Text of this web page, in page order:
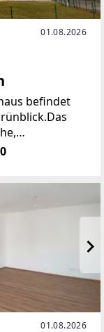
01.08.2026
befindet
Bad
01.08.2026